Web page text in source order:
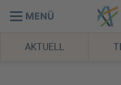
MENÜ
AKTUELL